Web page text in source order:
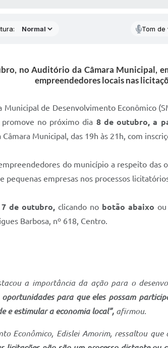
Tom de
no Auditório da Câmara Municipal,
empreendedores locais nas
de Desenvolvimento Econômico
promove no próximo dia 8 de outubro, a
Municipal, das 19h às 21h, com
do município a respeito das
pequenas empresas nos processos
de outubro, clicando nobotão abaixo ou
Barbosa, nº 618, Centro.
a importância da ação para o
para que eles possam
e estimular a economia local”, afirmou.
Econômico, Edislei Amorim, ressaltou